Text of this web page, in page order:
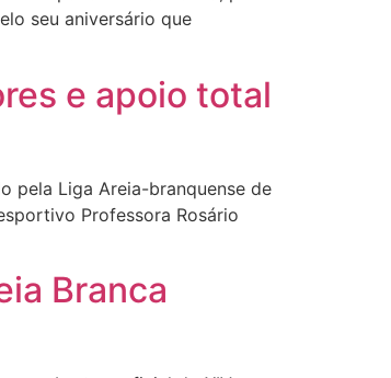
seu aniversário que
e apoio total
pela Liga Areia-branquense de
Professora Rosário
Branca